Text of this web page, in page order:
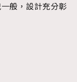
般，設計充分彰